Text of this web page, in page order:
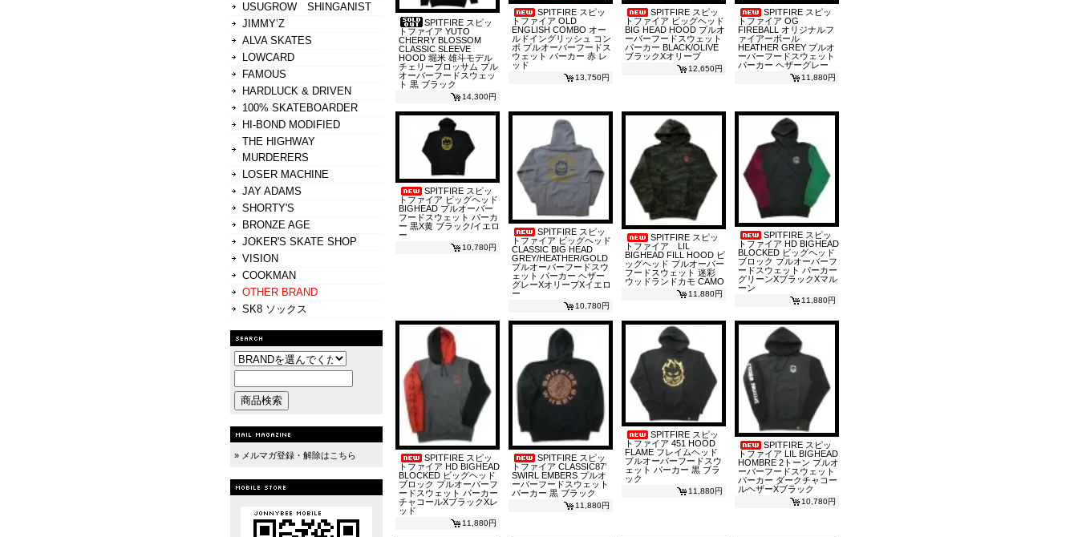
USUGROW SHINGANIST
JIMMY’Z
ALVA SKATES
LOWCARD
FAMOUS
HARDLUCK & DRIVEN
100% SKATEBOARDER
HI-BOND MODIFIED
THE HIGHWAY
MURDERERS
LOSER MACHINE
JAY ADAMS
SHORTY'S
BRONZE AGE
JOKER'S SKATE SHOP
VISION
COOKMAN
OTHER BRAND
SK8 ソックス
» メルマガ登録・解除はこちら
SPITFIRE スピッ
トファイア YUTO
CHERRY BLOSSOM
CLASSIC SLEEVE
HOOD 堀米 雄斗モデル
チェリーブロッサム プル
オーバーフードスウェッ
ト 黒 ブラック
14,300円
SPITFIRE スピッ
トファイア OLD
ENGLISH COMBO オー
ルドイングリッシュ コン
ボ プルオーバーフードス
ウェット パーカー 赤 レ
ッド
13,750円
SPITFIRE スピッ
トファイア ビッグヘッド
BIG HEAD HOOD プルオ
ーバーフードスウェット
パーカー BLACK/OLIVE
ブラックXオリーブ
12,650円
SPITFIRE スピッ
トファイア OG
FIREBALL オリジナルフ
ァイアーボール
HEATHER GREY プルオ
ーバーフードスウェット
パーカー ヘザーグレー
11,880円
SPITFIRE スピッ
トファイア ビッグヘッド
BIGHEAD プルオーバー
フードスウェット パーカ
ー 黒X黄 ブラック/イエロ
ー
10,780円
SPITFIRE スピッ
トファイア ビッグヘッド
CLASSIC BIG HEAD
GREY/HEATHER/GOLD
プルオーバーフードスウ
ェット パーカー ヘザー
グレーXオリーブXイエロ
ー
10,780円
SPITFIRE スピッ
トファイア LIL
BIGHEAD FILL HOOD ビ
ッグヘッド プルオーバー
フードスウェット 迷彩
ウッドランドカモ CAMO
11,880円
SPITFIRE スピッ
トファイア HD BIGHEAD
BLOCKED ビッグヘッド
ブロック プルオーバーフ
ードスウェット パーカー
グリーンXブラックXマル
ーン
11,880円
SPITFIRE スピッ
トファイア HD BIGHEAD
BLOCKED ビッグヘッド
ブロック プルオーバーフ
ードスウェット パーカー
チャコールXブラックXレ
ッド
11,880円
SPITFIRE スピッ
トファイア CLASSIC87’
SWIRL EMBERS プルオ
ーバーフードスウェット
パーカー 黒 ブラック
11,880円
SPITFIRE スピッ
トファイア 451 HOOD
FLAME フレイムヘッド
プルオーバーフードスウ
ェット パーカー 黒 ブラ
ック
11,880円
SPITFIRE スピッ
トファイア LIL BIGHEAD
HOMBRE 2トーン プルオ
ーバーフードスウェット
パーカー ダークチャコー
ルヘザーXブラック
10,780円